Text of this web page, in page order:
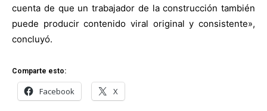
cuenta de que un trabajador de la construcción también
puede producir contenido viral original y consistente»,
concluyó.
Comparte esto:
Facebook X